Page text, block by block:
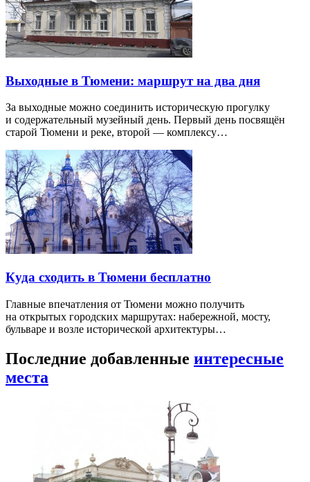
Выходные в Тюмени: маршрут на два дня
За выходные можно соединить историческую прогулку
и содержательный музейный день. Первый день посвящён
старой Тюмени и реке, второй — комплексу…
Куда сходить в Тюмени бесплатно
Главные впечатления от Тюмени можно получить
на открытых городских маршрутах: набережной, мосту,
бульваре и возле исторической архитектуры…
Последние добавленные интересные
места